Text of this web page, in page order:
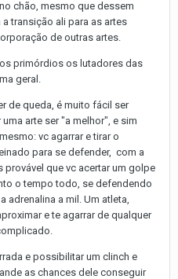
chão, mesmo que dessem
transição ali para as artes
de outras artes.
primórdios os lutadores das
geral.
de queda, é muito fácil ser
arte ser "a melhor", e sim
vc agarrar e tirar o
para se defender, com a
provável que vc acertar um golpe
o tempo todo, se defendendo
adrenalina a mil. Um atleta,
e te agarrar de qualquer
e possibilitar um clinch e
as chances dele conseguir